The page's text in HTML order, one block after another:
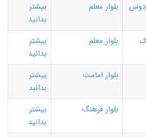
بلوار معلم
بیشتر
بدانید
بلوار معلم
بیشتر
بدانید
بلوار امامت
بیشتر
بدانبد
بلوار فرهنگ
بیشتر
بدانید